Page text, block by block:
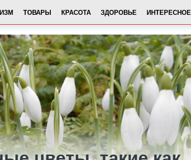
ТОВАРЫ КРАСОТА ЗДОРОВЬЕ ИНТЕРЕСНОЕ